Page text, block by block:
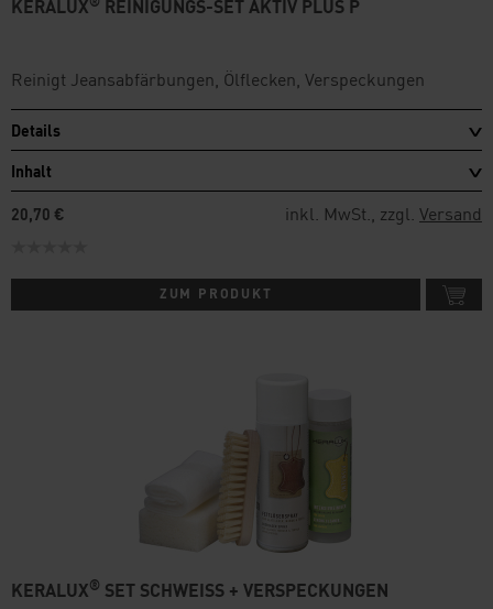
KERALUX REINIGUNGS-SET AKTIV PLUS P
Reinigt Jeansabfärbungen, Ölflecken, Verspeckungen
Details
Inhalt
20,70 €
inkl. MwSt., zzgl. Versand
ZUM PRODUKT
KERALUX® SET SCHWEISS + VERSPECKUNGEN